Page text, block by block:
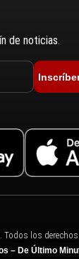
de noticias.
los
– De Último